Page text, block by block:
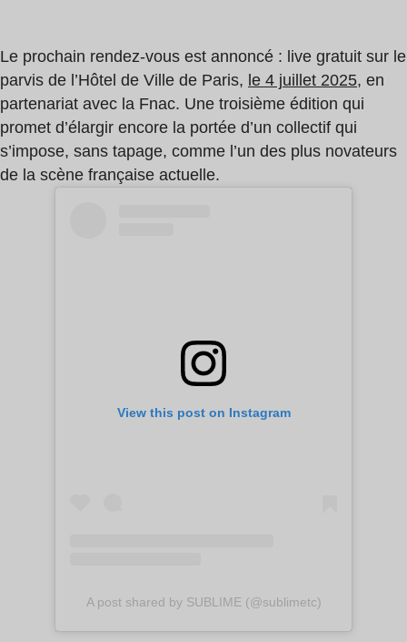
Le prochain rendez-vous est annoncé : live gratuit sur le
parvis de l’Hôtel de Ville de Paris, le 4 juillet 2025, en
partenariat avec la Fnac. Une troisième édition qui
promet d’élargir encore la portée d’un collectif qui
s’impose, sans tapage, comme l’un des plus novateurs
de la scène française actuelle.
View this post on Instagram
A post shared by SUBLIME (@sublimetc)